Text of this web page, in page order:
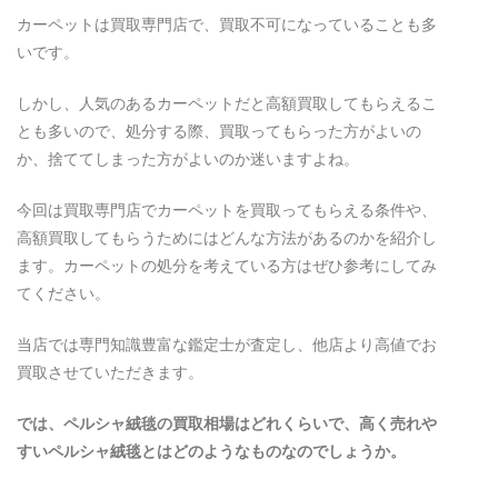
カーペットは買取専門店で、買取不可になっていることも多
いです。
しかし、人気のあるカーペットだと高額買取してもらえるこ
とも多いので、処分する際、買取ってもらった方がよいの
か、捨ててしまった方がよいのか迷いますよね。
今回は買取専門店でカーペットを買取ってもらえる条件や、
高額買取してもらうためにはどんな方法があるのかを紹介し
ます。カーペットの処分を考えている方はぜひ参考にしてみ
てください。
当店では専門知識豊富な鑑定士が査定し、他店より高値でお
買取させていただきます。
では、ペルシャ絨毯の買取相場はどれくらいで、高く売れや
すいペルシャ絨毯とはどのようなものなのでしょうか。